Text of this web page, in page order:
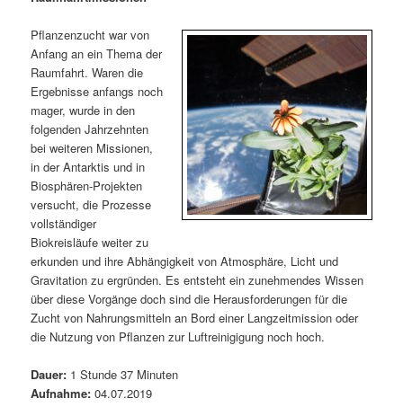
ä
r
e
n
I
n
h
a
t
n
d
ä
r
e
n
I
n
a
n
v
i
g
a
t
i
o
n
Pflanzenzucht war von
Anfang an ein Thema der
Raumfahrt. Waren die
Ergebnisse anfangs noch
mager, wurde in den
folgenden Jahrzehnten
bei weiteren Missionen,
in der Antarktis und in
Biosphären-Projekten
versucht, die Prozesse
vollständiger
Biokreisläufe weiter zu
erkunden und ihre Abhängigkeit von Atmosphäre, Licht und
Gravitation zu ergründen. Es entsteht ein zunehmendes Wissen
über diese Vorgänge doch sind die Herausforderungen für die
Zucht von Nahrungsmitteln an Bord einer Langzeitmission oder
die Nutzung von Pflanzen zur Luftreinigigung noch hoch.
Dauer: 1 Stunde 37 Minuten
Aufnahme: 04.07.2019